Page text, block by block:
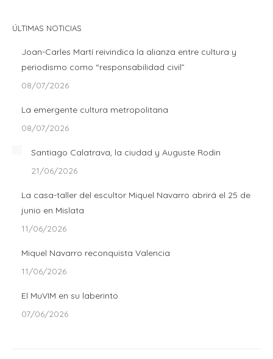
ÚLTIMAS NOTICIAS
Joan-Carles Martí reivindica la alianza entre cultura y
periodismo como “responsabilidad civil”
08/07/2026
La emergente cultura metropolitana
08/07/2026
Santiago Calatrava, la ciudad y Auguste Rodin
21/06/2026
La casa-taller del escultor Miquel Navarro abrirá el 25 de
junio en Mislata
11/06/2026
Miquel Navarro reconquista Valencia
11/06/2026
El MuVIM en su laberinto
07/06/2026